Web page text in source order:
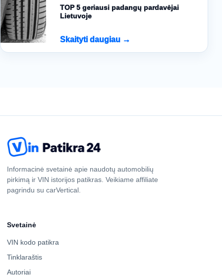
TOP 5 geriausi padangų pardavėjai
Lietuvoje
Skaityti daugiau →
Informacinė svetainė apie naudotų automobilių
pirkimą ir VIN istorijos patikras. Veikiame affiliate
pagrindu su carVertical.
Svetainė
VIN kodo patikra
Tinklaraštis
Autoriai